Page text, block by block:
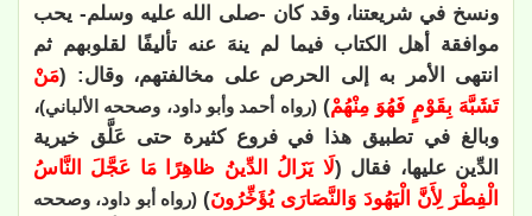
ونسخ في شريعتنا، وقد كان -صلى الله عليه وسلم- يحب
موافقة أهل الكتاب فيما لم ينهَ عنه تأليفًا لقلوبهم ثم
انتهى الأمر به إلى الحرص على مخالفتهم، وقال: (مَنْ
تَشَبَّهَ بِقَوْمٍ فَهُوَ مِنْهُمْ)(رواه أحمد وأبو داود، وصححه الألباني)،
وبالغ في تطبيق هذا في فروع كثيرة حتى عَلَّق خيرية
الدِّين عليها، فقال (لَا يَزَالُ الدِّينُ ظاهِرًا مَا عَجَّلَ النَّاسُ
الْفِطْرَ لِأَنَّ الْيَهُودَ وَالنَّصَارَى يُؤَخِّرُونَ)(رواه أبو داود، وصححه